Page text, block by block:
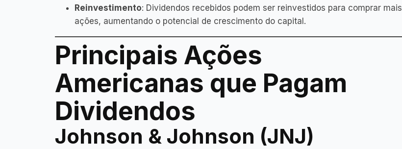
Reinvestimento: Dividendos recebidos podem ser reinvestidos para comprar mais
ações, aumentando o potencial de crescimento do capital.
Principais Ações
Americanas que Pagam
Dividendos
Johnson & Johnson (JNJ)